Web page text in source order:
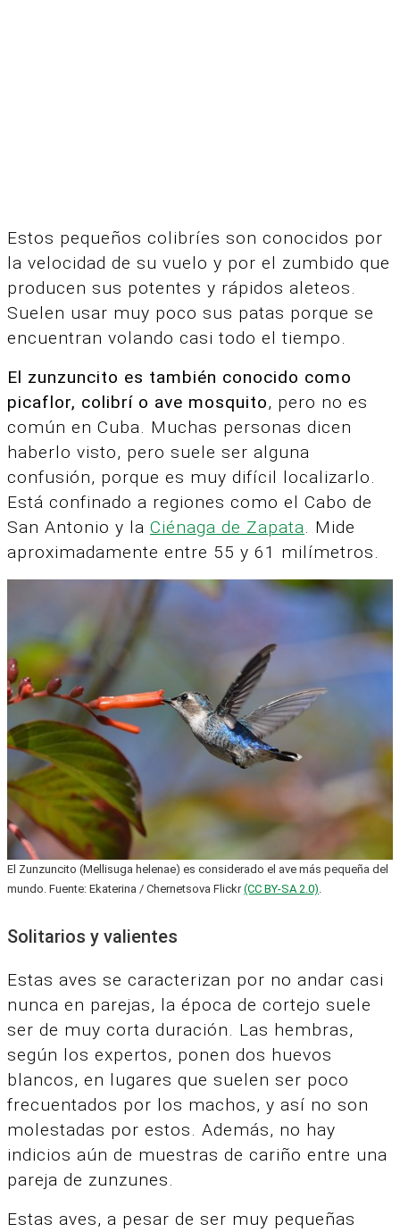
Estos pequeños colibríes son conocidos por
la velocidad de su vuelo y por el zumbido que
producen sus potentes y rápidos aleteos.
Suelen usar muy poco sus patas porque se
encuentran volando casi todo el tiempo.
El zunzuncito es también conocido como
picaflor, colibrí o ave mosquito, pero no es
común en Cuba. Muchas personas dicen
haberlo visto, pero suele ser alguna
confusión, porque es muy difícil localizarlo.
Está confinado a regiones como el Cabo de
San Antonio y la Ciénaga de Zapata . Mide
aproximadamente entre 55 y 61 milímetros.
El Zunzuncito (Mellisuga helenae) es considerado el ave más pequeña del
mundo. Fuente: Ekaterina / Chernetsova Flickr(CC BY-SA 2.0).
Solitarios y valientes
Estas aves se caracterizan por no andar casi
nunca en parejas, la época de cortejo suele
ser de muy corta duración. Las hembras,
según los expertos, ponen dos huevos
blancos, en lugares que suelen ser poco
frecuentados por los machos, y así no son
molestadas por estos. Además, no hay
indicios aún de muestras de cariño entre una
pareja de zunzunes.
Estas aves, a pesar de ser muy pequeñas